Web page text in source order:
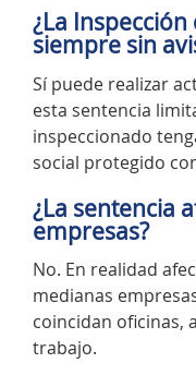
¿La
siempre sin
Sí puede realizar
esta sentencia
inspeccionado
social protegido
¿La sentencia
empresas?
No. En realidad
medianas
coincidan oficinas,
trabajo.